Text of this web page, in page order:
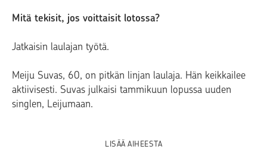
Mitä tekisit, jos voittaisit lotossa?
Jatkaisin laulajan työtä.
Meiju Suvas, 60, on pitkän linjan laulaja. Hän keikkailee
aktiivisesti. Suvas julkaisi tammikuun lopussa uuden
singlen, Leijumaan.
LISÄÄ AIHEESTA